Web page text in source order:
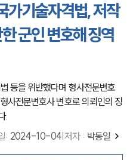
가기술자격법, 저작
군인 변호해 징역
등을 위반했다며 형사전문변호
사전문변호사 변호로 의뢰인의 징
.
: 2024-10-04 저자 : 박동일